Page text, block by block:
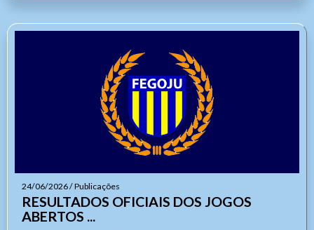
24/06/2026 / Publicações
RESULTADOS OFICIAIS DOS JOGOS
ABERTOS ...